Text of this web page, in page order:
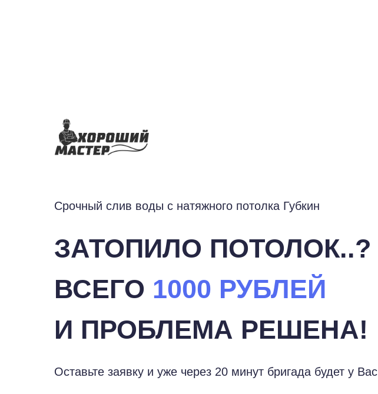
Срочный слив воды с натяжного потолка Губкин
ЗАТОПИЛО ПОТОЛОК..?
ВСЕГО 1000 РУБЛЕЙ
И ПРОБЛЕМА РЕШЕНА!
Оставьте заявку и уже через 20 минут бригада будет у Вас